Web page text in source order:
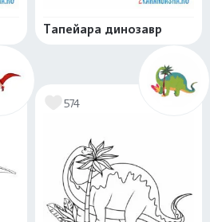
Тапейара динозавр
574